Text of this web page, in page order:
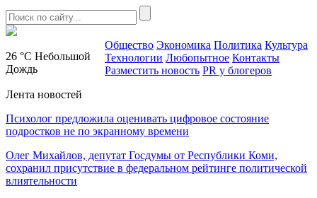
26 °C Небольшой
Дождь
Общество Экономика Политика Культура
Технологии Любопытное Контакты
Разместить новость PR у блогеров
Лента новостей
Психолог предложила оценивать цифровое состояние
подростков не по экранному времени
Олег Михайлов, депутат Госдумы от Республики Коми,
сохранил присутствие в федеральном рейтинге политической
влиятельности